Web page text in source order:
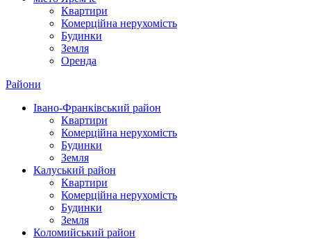
Квартири
Комерційна нерухомість
Будинки
Земля
Оренда
Райони
Івано-Франківський район
Квартири
Комерційна нерухомість
Будинки
Земля
Калуський район
Квартири
Комерційна нерухомість
Будинки
Земля
Коломийський район